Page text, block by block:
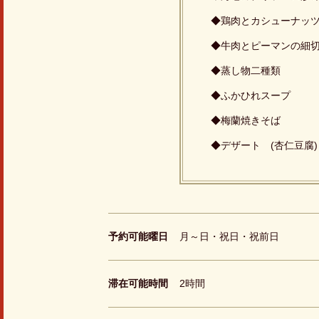
◆鶏肉とカシューナッ
◆牛肉とピーマンの細
◆蒸し物二種類
◆ふかひれスープ
◆梅蘭焼きそば
◆デザート (杏仁豆腐)
予約可能曜日 月～日・祝日・祝前日
滞在可能時間 2時間